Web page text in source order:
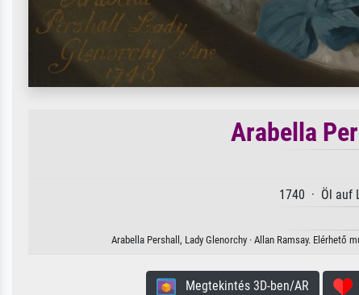
Arabella
1740 · Öl auf
Arabella Pershall, Lady Glenorchy · Allan Ramsay.
Megtekintés 3D-ben/AR